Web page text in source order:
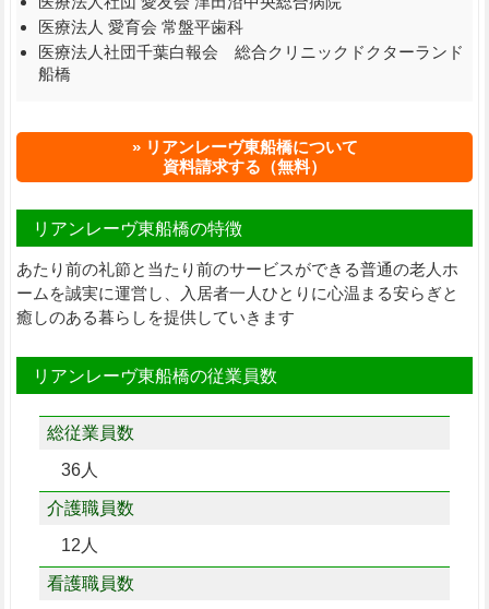
医療法人 愛育会 常盤平歯科
医療法人社団千葉白報会 総合クリニックドクターランド
船橋
リアンレーヴ東船橋について
資料請求する（無料）
リアンレーヴ東船橋の特徴
あたり前の礼節と当たり前のサービスができる普通の老人ホ
ームを誠実に運営し、入居者一人ひとりに心温まる安らぎと
癒しのある暮らしを提供していきます
リアンレーヴ東船橋の従業員数
総従業員数
36人
介護職員数
12人
看護職員数